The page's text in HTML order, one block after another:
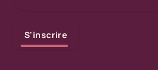
S'inscrire